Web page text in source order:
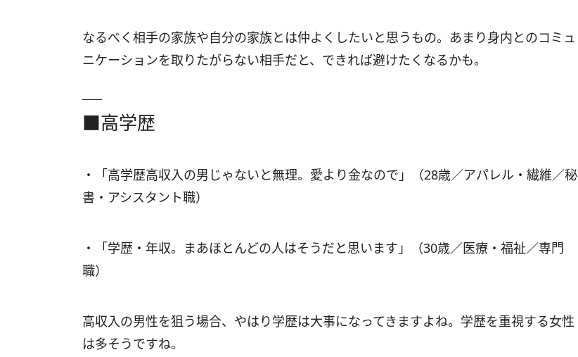
なるべく相手の家族や自分の家族とは仲よくしたいと思うもの。あまり身内とのコミュ
ニケーションを取りたがらない相手だと、できれば避けたくなるかも。
■高学歴
・「高学歴高収入の男じゃないと無理。愛より金なので」（28歳／アパレル・繊維／秘
書・アシスタント職）
・「学歴・年収。まあほとんどの人はそうだと思います」（30歳／医療・福祉／専門
職）
高収入の男性を狙う場合、やはり学歴は大事になってきますよね。学歴を重視する女性
は多そうですね。